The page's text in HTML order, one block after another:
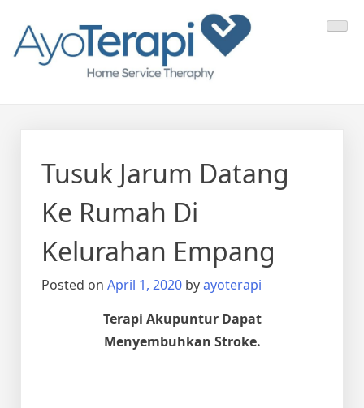
content
Ayo Terapi
Tusuk Jarum Datang
Ke Rumah Di
Kelurahan Empang
Posted on April 1, 2020 byayoterapi
Terapi Akupuntur Dapat
Menyembuhkan Stroke.